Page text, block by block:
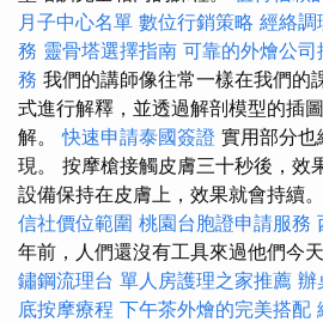
月子中心名單 數位行銷策略 經絡調
務 靈骨塔選擇指南 可靠的外燴公司
務 我們的講師像往常一樣在我們的
式進行解釋，並透過解剖模型的插
解。快速申請泰國簽證 實用部分也
現。 按摩槍接觸皮膚三十秒後，效
設備保持在皮膚上，效果就會持續。
信社價位範圍 桃園台胞證申請服務
年前，人們還沒有工具來過他們今
鏽鋼流理台 單人房護理之家推薦 辦
底按摩療程 下午茶外燴的完美搭配